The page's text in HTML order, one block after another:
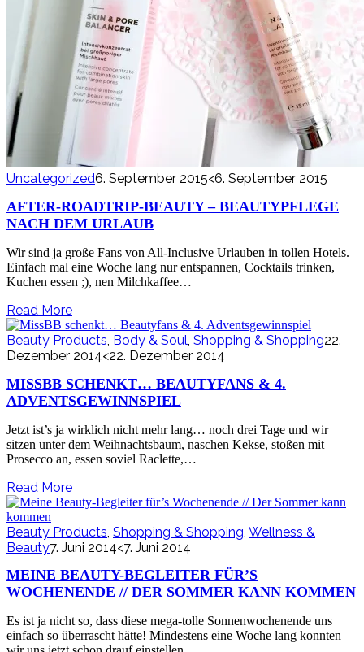
Uncategorized6. September 2015<6. September 2015
AFTER-ROADTRIP-BEAUTY – BEAUTYPFLEGE
NACH DEM URLAUB
Wir sind ja große Fans von All-Inclusive Urlauben in tollen Hotels.
Einfach mal eine Woche lang nur entspannen, Cocktails trinken,
Kuchen essen ;), nen Milchkaffee…
Read More
Beauty Products, Body & Soul, Shopping & Shopping22.
Dezember 2014<22. Dezember 2014
MISSBB SCHENKT… BEAUTYFANS & 4.
ADVENTSGEWINNSPIEL
Jetzt ist’s ja wirklich nicht mehr lang… noch drei Tage und wir
sitzen unter dem Weihnachtsbaum, naschen Kekse, stoßen mit
Prosecco an, essen soviel Raclette,…
Read More
Beauty Products Shopping & Shopping Wellness &
Beauty7. Juni 2014<7. Juni 2014
MEINE BEAUTY-BEGLEITER FÜR’S
WOCHENENDE // DER SOMMER KANN KOMMEN
Es ist ja nicht so, dass diese mega-tolle Sonnenwochenende uns
einfach so überrascht hätte! Mindestens eine Woche lang konnten